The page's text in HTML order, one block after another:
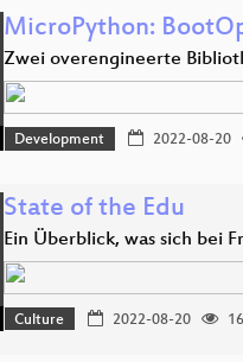
MicroPython:
Zwei overengineerte
Development 2022-08-20
State of the Edu
Ein Überblick, was sich bei
Culture 2022-08-20